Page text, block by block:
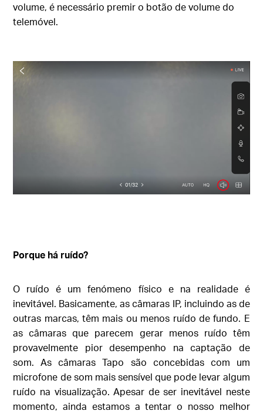
volume, é necessário premir o botão de volume do
telemóvel.
Porque há ruído?
O ruído é um fenómeno físico e na realidade é
inevitável. Basicamente, as câmaras IP, incluindo as de
outras marcas, têm mais ou menos ruído de fundo. E
as câmaras que parecem gerar menos ruído têm
provavelmente pior desempenho na captação de
som. As câmaras Tapo são concebidas com um
microfone de som mais sensível que pode levar algum
ruído na visualização. Apesar de ser inevitável neste
momento, ainda estamos a tentar o nosso melhor